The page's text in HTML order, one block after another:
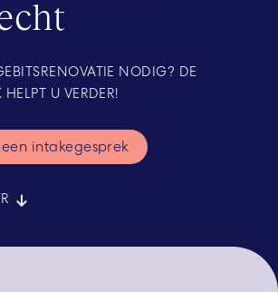
NODIG? DE
U VERDER!
intakegesprek